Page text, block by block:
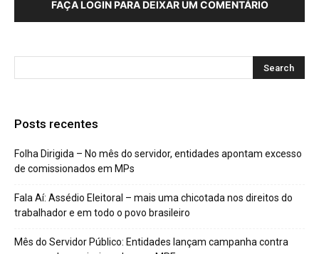
FAÇA LOGIN PARA DEIXAR UM COMENTÁRIO
Posts recentes
Folha Dirigida – No mês do servidor, entidades apontam excesso
de comissionados em MPs
Fala Aí: Assédio Eleitoral – mais uma chicotada nos direitos do
trabalhador e em todo o povo brasileiro
Mês do Servidor Público: Entidades lançam campanha contra